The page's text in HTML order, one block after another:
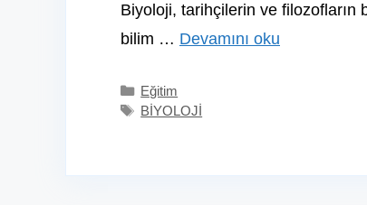
Biyoloji, tarihçilerin ve filozofların
bilim … Devamını oku
Kategoriler
Eğitim
Etiketler
BİYOLOJİ